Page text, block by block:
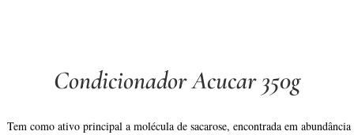
Condicionador Acucar 350g
Tem como ativo principal a molécula de sacarose, encontrada em abundância